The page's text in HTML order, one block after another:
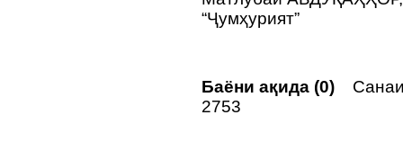
“Ҷумҳурият”
Баёни ақида (0)
2753